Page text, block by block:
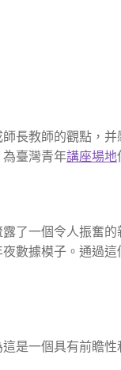
長教師的觀點，
臺灣青年講座場地
露了一個令人振奮
數據模子。通過
是一個具有前瞻